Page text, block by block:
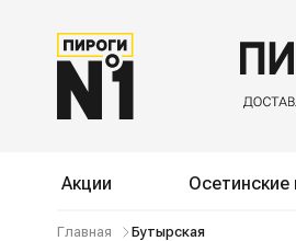
Акции Осетинские
Главная Бутырская